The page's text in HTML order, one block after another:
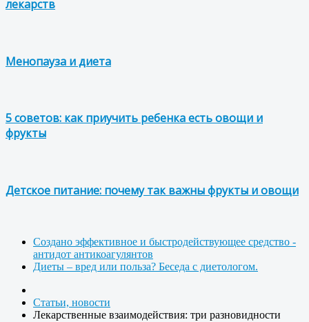
лекарств
Менопауза и диета
5 советов: как приучить ребенка есть овощи и
фрукты
Детское питание: почему так важны фрукты и овощи
Создано эффективное и быстродействующее средство -
антидот антикоагулянтов
Диеты – вред или польза? Беседа с диетологом.
Статьи, новости
Лекарственные взаимодействия: три разновидности